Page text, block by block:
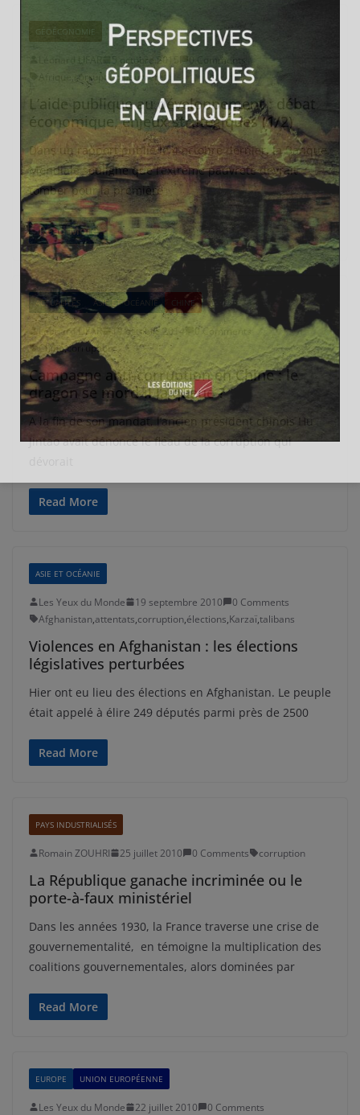
GÉOÉCONOMIE
Léonard LIFAR 5 octobre 2015
0 Comments
Afrique
corruption ,pauvreté
L’aide publique au développement : débat
économique, enjeux stratégiques (1/2)
Dans un rapport publié le 4 octobre dernier, la Banque
Mondiale souligne que l’extrême pauvreté devrait
tomber pour la première
Read More
ACTUALITÉS ASIE ET OCÉANIE CHINE
Léonard LIFAR 19 octobre 2014
0 Comments
Chine,corruption
Campagne anti-corruption en Chine : le
dragon se mord-il la queue ?
A la fin de son mandat, l’ancien président chinois Hu
Jintao avait dénoncé le fléau de la corruption qui
Read More
ASIE ET OCÉANIE
Les Yeux du Monde 19 septembre 2010
0 Comments
Afghanistan,attentats,corruption,élections,Karzaï,talibans
Violences en Afghanistan : les élections
législatives perturbées
Hier ont eu lieu des élections en Afghanistan. Le peuple
était appelé à élire 249 députés parmi près de 2500
Read More
PAYS INDUSTRIALISÉS
Romain ZOUHRI 25 juillet 2010 0 Comments corruption
La République ganache incriminée ou le
porte-à-faux ministériel
Dans les années 1930, la France traverse une crise de
gouvernementalité, en témoigne la multiplication des
coalitions gouvernementales, alors dominées par
Read More
EUROPE UNION EUROPÉENNE
Les Yeux du Monde 22 juillet 2010
0 Comments